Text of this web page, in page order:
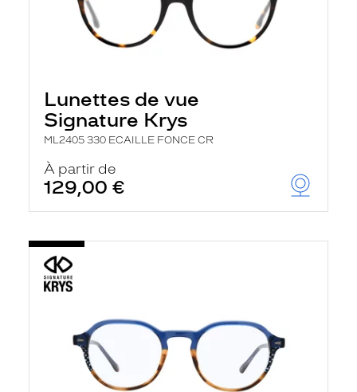
Lunettes de vue
Signature Krys
ML2405 330 ECAILLE FONCE CR
À partir de
129,00 €